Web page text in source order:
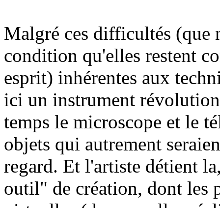
Malgré ces difficultés (que
condition qu'elles restent
esprit) inhérentes aux
ici un instrument
temps le microscope et le
objets qui autrement
regard. Et l'artiste détient
outil" de création, dont les